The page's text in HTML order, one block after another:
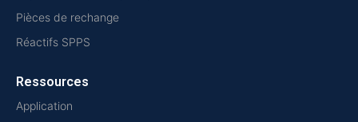
Pièces de rechange
Réactifs SPPS
Ressources
Application